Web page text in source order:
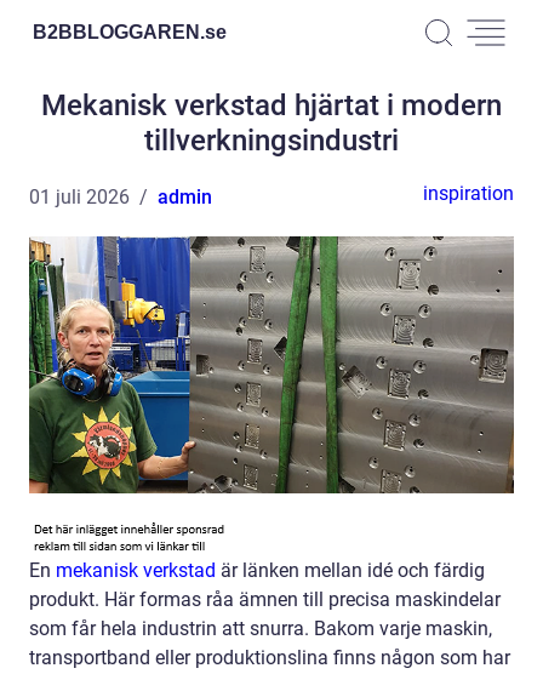
B2BBLOGGAREN.se
Mekanisk verkstad hjärtat i modern
tillverkningsindustri
01 juli 2026 admin inspiration
En mekanisk verkstad är länken mellan idé och färdig
produkt. Här formas råa ämnen till precisa maskindelar
som får hela industrin att snurra. Bakom varje maskin,
transportband eller produktionslina finns någon som har